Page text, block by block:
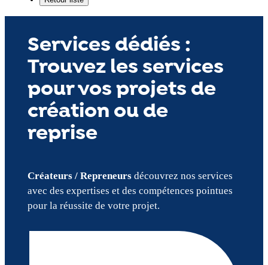
Services dédiés :
Trouvez les services
pour vos projets de
création ou de
reprise
Créateurs / Repreneursdécouvrez nos services
avec des expertises et des compétences pointues
pour la réussite de votre projet.